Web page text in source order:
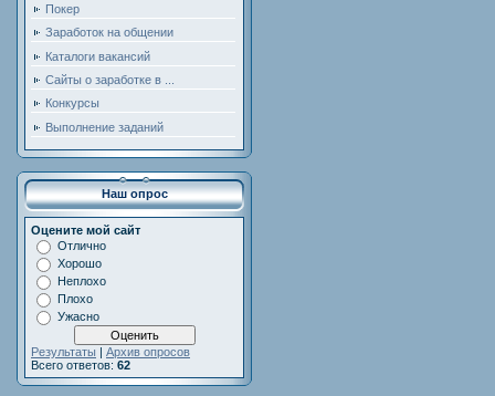
Покер
Заработок на общении
Каталоги вакансий
Сайты о заработке в ...
Конкурсы
Выполнение заданий
Наш опрос
Оцените мой сайт
Отлично
Хорошо
Неплохо
Плохо
Ужасно
Результаты | Архив опросов
Всего ответов: 62